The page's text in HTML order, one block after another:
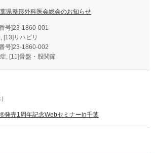
県整形外科医会総会のお知らせ
号]23-1860-001
[13]リハビリ
号]23-1860-002
, [11]骨盤・股関節
発売1周年記念Webセミナーin千葉